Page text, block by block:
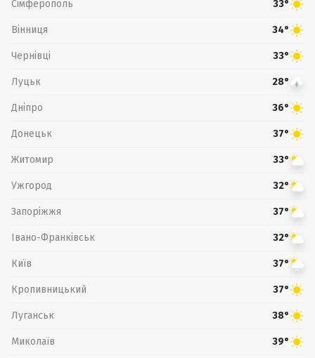
Сімферополь 33°
Вінниця 34°
Чернівці 33°
Луцьк 28°
Дніпро 36°
Донецьк 37°
Житомир 33°
Ужгород 32°
Запоріжжя 37°
Івано-Франківськ 32°
Київ 37°
Кропивницький 37°
Луганськ 38°
Миколаїв 39°